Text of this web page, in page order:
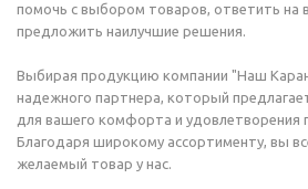
помочь с выбором товаров, ответить на
предложить наилучшие решения.
Выбирая продукцию компании "Наш
надежного партнера, который
для вашего комфорта и удовлетворения
Благодаря широкому ассортименту, вы
желаемый товар у нас.